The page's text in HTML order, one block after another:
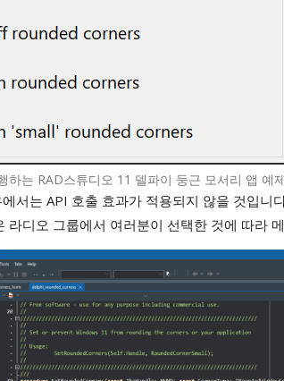
하는 RAD스튜디오 11 델파이 둥근 모서리 앱 예제
서는 API 호출 효과가 적용되지 않을 것입니
라디오 그룹에서 여러분이 선택한 것에 따라